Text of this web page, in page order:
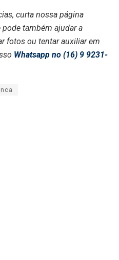
curta nossa página
pode também ajudar a
fotos ou tentar auxiliar em
Whatsapp no (16) 9 9231-